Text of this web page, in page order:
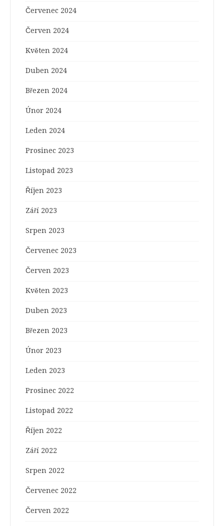
Červenec 2024
Červen 2024
Květen 2024
Duben 2024
Březen 2024
Únor 2024
Leden 2024
Prosinec 2023
Listopad 2023
Říjen 2023
Září 2023
Srpen 2023
Červenec 2023
Červen 2023
Květen 2023
Duben 2023
Březen 2023
Únor 2023
Leden 2023
Prosinec 2022
Listopad 2022
Říjen 2022
Září 2022
Srpen 2022
Červenec 2022
Červen 2022